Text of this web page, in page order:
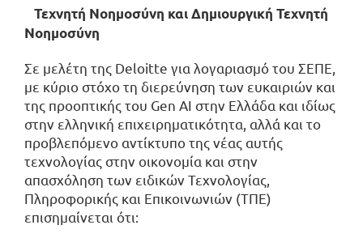
Τεχνητή Νοημοσύνη και Δημιουργική Τεχνητή
Νοημοσύνη
Σε μελέτη της Deloitte για λογαριασμό του ΣΕΠΕ,
με κύριο στόχο τη διερεύνηση των ευκαιριών και
της προοπτικής του Gen AI στην Ελλάδα και ιδίως
στην ελληνική επιχειρηματικότητα, αλλά και το
προβλεπόμενο αντίκτυπο της νέας αυτής
τεχνολογίας στην οικονομία και στην
απασχόληση των ειδικών Τεχνολογίας,
Πληροφορικής και Επικοινωνιών (ΤΠΕ)
επισημαίνεται ότι: